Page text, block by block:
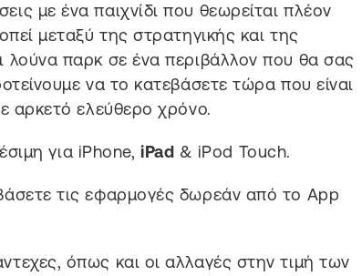
με ένα παιχνίδι που θεωρείται πλέον
μεταξύ της στρατηγικής και της
λούνα παρκ σε ένα περιβάλλον που θα σας
να το κατεβάσετε τώρα που είναι
αρκετό ελεύθερο χρόνο.
για iPhone, iPad & iPod Touch.
τις εφαρμογές δωρεάν από το App
όπως και οι αλλαγές στην τιμή των